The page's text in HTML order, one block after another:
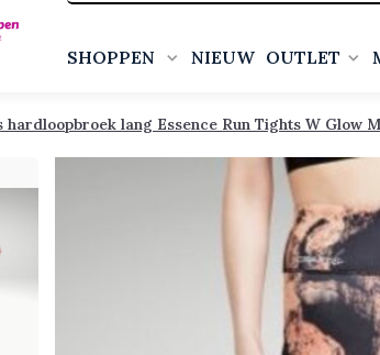
SHOPPEN NIEUW OUTLET
hardloopbroek lang Essence Run Tights W Glow